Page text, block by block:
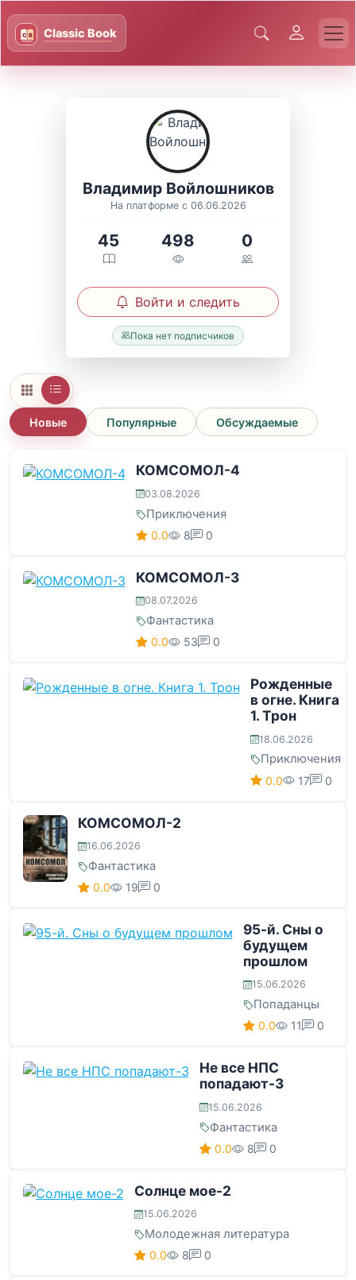
Владимир Войлошников
На платформе с 06.06.2026
45 498 0
Войти и следить
Пока нет подписчиков
Новые Популярные Обсуждаемые
КОМСОМОЛ-4
03.08.2026
Приключения
0.0 8 0
КОМСОМОЛ-3
08.07.2026
Фантастика
0.0 53 0
Рожденные
в огне. Книга
1. Трон
18.06.2026
Приключения
0.0 17 0
КОМСОМОЛ-2
16.06.2026
Фантастика
0.0 19 0
95-й. Сны о
будущем
прошлом
15.06.2026
Попаданцы
0.0 11 0
Не все НПС
попадают-3
15.06.2026
Фантастика
0.0 8 0
Солнце мое-2
15.06.2026
Молодежная литература
0.0 8 0